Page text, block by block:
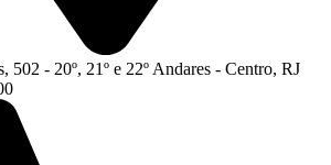
502 - 20º, 21º e 22º Andares - Centro, RJ